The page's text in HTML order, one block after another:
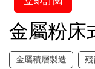
金屬粉床
金屬積層製造 殘